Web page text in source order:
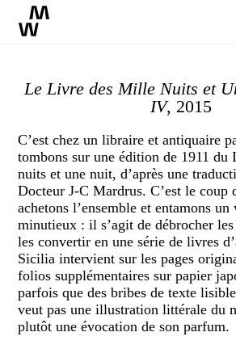
Atelier
Stories
Contact
Le Livre des Mille Nuits et
IV, 2015
C’est chez un libraire et antiquaire
tombons sur une édition de 1911
nuits et une nuit, d’après une
Docteur J-C Mardrus. C’est le coup
achetons l’ensemble et entamons
minutieux : il s’agit de débrocher
les convertir en une série de livres
Sicilia intervient sur les pages
folios supplémentaires sur papier
parfois que des bribes de texte
veut pas une illustration littérale du
plutôt une évocation de son parfum.